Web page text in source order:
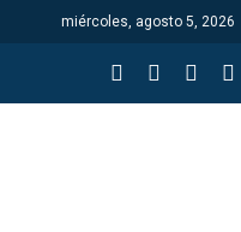
miércoles, agosto 5, 2026